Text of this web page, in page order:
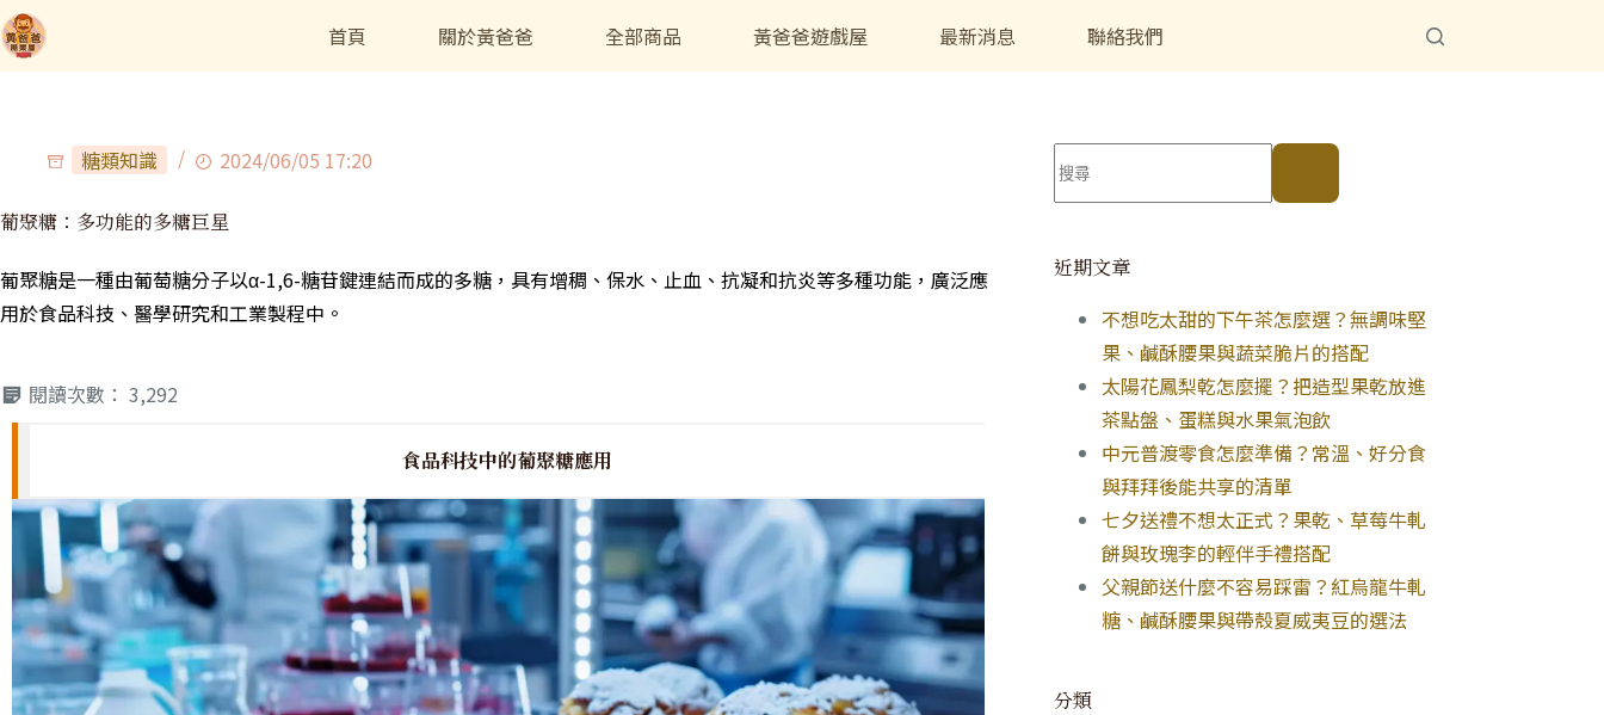
首頁 關於黃爸爸 全部商品 黃爸爸遊戲屋 最新消息 聯絡我們
糖類知識 2024/06/05 17:20
葡聚糖：多功能的多糖巨星
葡聚糖是一種由葡萄糖分子以α-1,6-糖苷鍵連結而成的多糖，具有增稠、保水、止血、抗凝和抗炎等多種功能，廣泛應
用於食品科技、醫學研究和工業製程中。
閱讀次數： 3,292
食品科技中的葡聚糖應用
近期文章
不想吃太甜的下午茶怎麼選？無調味堅
果、鹹酥腰果與蔬菜脆片的搭配
太陽花鳳梨乾怎麼擺？把造型果乾放進
茶點盤、蛋糕與水果氣泡飲
中元普渡零食怎麼準備？常溫、好分食
與拜拜後能共享的清單
七夕送禮不想太正式？果乾、草莓牛軋
餅與玫瑰李的輕伴手禮搭配
父親節送什麼不容易踩雷？紅烏龍牛軋
糖、鹹酥腰果與帶殼夏威夷豆的選法
分類